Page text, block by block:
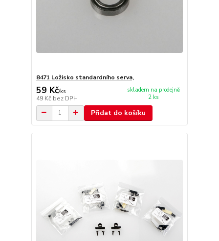
8471 Ložisko standardního serva,
59 Kč/ks
49 Kč bez DPH
skladem na prodejně
2 ks
Přidat do košíku